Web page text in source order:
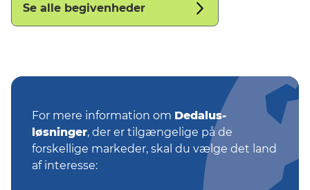
Se alle begivenheder
For mere information om Dedalus-
løsninger, der er tilgængelige på de
forskellige markeder, skal du vælge det land
af interesse: